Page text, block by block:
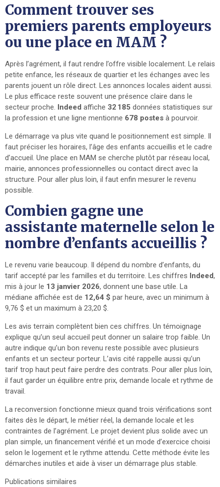
Comment trouver ses
premiers parents employeurs
ou une place en MAM ?
Après l’agrément, il faut rendre l’offre visible localement. Le relais
petite enfance, les réseaux de quartier et les échanges avec les
parents jouent un rôle direct. Les annonces locales aident aussi.
Le plus efficace reste souvent une présence claire dans le
secteur proche. Indeed affiche 32 185 données statistiques sur
la profession et une ligne mentionne 678 postes à pourvoir.
Le démarrage va plus vite quand le positionnement est simple. Il
faut préciser les horaires, l’âge des enfants accueillis et le cadre
d’accueil. Une place en MAM se cherche plutôt par réseau local,
mairie, annonces professionnelles ou contact direct avec la
structure. Pour aller plus loin, il faut enfin mesurer le revenu
possible.
Combien gagne une
assistante maternelle selon le
nombre d’enfants accueillis ?
Le revenu varie beaucoup. Il dépend du nombre d’enfants, du
tarif accepté par les familles et du territoire. Les chiffres Indeed,
mis à jour le 13 janvier 2026, donnent une base utile. La
médiane affichée est de 12,64 $ par heure, avec un minimum à
9,76 $ et un maximum à 23,20 $.
Les avis terrain complètent bien ces chiffres. Un témoignage
explique qu’un seul accueil peut donner un salaire trop faible. Un
autre indique qu’un bon revenu reste possible avec plusieurs
enfants et un secteur porteur. L’avis cité rappelle aussi qu’un
tarif trop haut peut faire perdre des contrats. Pour aller plus loin,
il faut garder un équilibre entre prix, demande locale et rythme de
travail.
La reconversion fonctionne mieux quand trois vérifications sont
faites dès le départ, le métier réel, la demande locale et les
contraintes de l’agrément. Le projet devient plus solide avec un
plan simple, un financement vérifié et un mode d’exercice choisi
selon le logement et le rythme attendu. Cette méthode évite les
démarches inutiles et aide à viser un démarrage plus stable.
Publications similaires